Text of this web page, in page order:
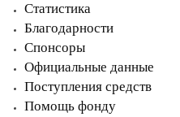
Статистика
Благодарности
Спонсоры
Официальные данные
Поступления средств
Помощь фонду